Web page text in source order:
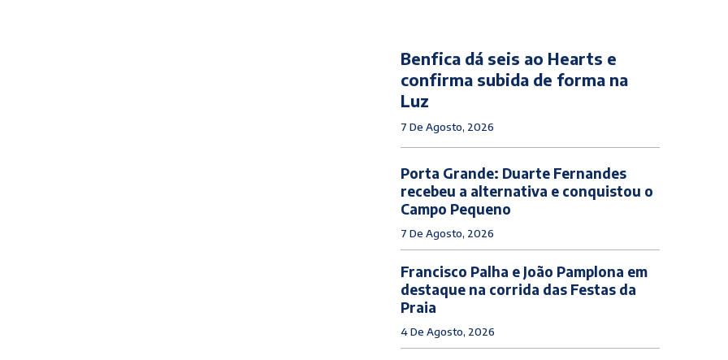
Benfica dá seis ao Hearts e
confirma subida de forma na
Luz
7 De Agosto, 2026
Porta Grande: Duarte Fernandes
recebeu a alternativa e conquistou o
Campo Pequeno
7 De Agosto, 2026
Francisco Palha e João Pamplona em
destaque na corrida das Festas da
Praia
4 De Agosto, 2026